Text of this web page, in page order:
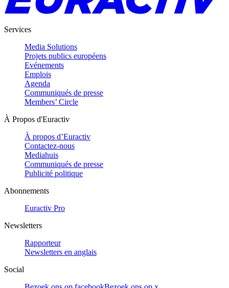
Services
Media Solutions
Projets publics européens
Evénements
Emplois
Agenda
Communiqués de presse
Members’ Circle
À Propos d'Euractiv
À propos d’Euractiv
Contactez-nous
Mediahuis
Communiqués de presse
Publicité politique
Abonnements
Euractiv Pro
Newsletters
Rapporteur
Newsletters en anglais
Social